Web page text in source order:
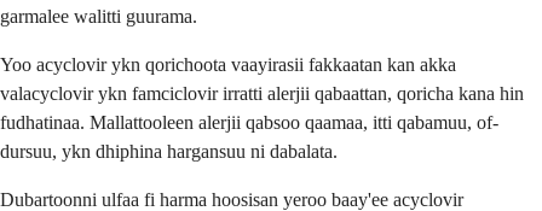
garmalee walitti guurama.
Yoo acyclovir ykn qorichoota vaayirasii fakkaatan kan akka
valacyclovir ykn famciclovir irratti alerjii qabaattan, qoricha kana hin
fudhatinaa. Mallattooleen alerjii qabsoo qaamaa, itti qabamuu, of-
dursuu, ykn dhiphina hargansuu ni dabalata.
Dubartoonni ulfaa fi harma hoosisan yeroo baay'ee acyclovir